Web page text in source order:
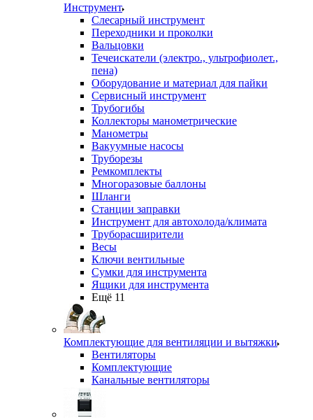
Инструмент
Слесарный инструмент
Переходники и проколки
Вальцовки
Течеискатели (электро., ультрофиолет.,
пена)
Оборудование и материал для пайки
Сервисный инструмент
Трубогибы
Коллекторы манометрические
Манометры
Вакуумные насосы
Труборезы
Ремкомплекты
Многоразовые баллоны
Шланги
Станции заправки
Инструмент для автохолода/климата
Труборасширители
Весы
Ключи вентильные
Сумки для инструмента
Ящики для инструмента
Ещё 11
Комплектующие для вентиляции и вытяжки
Вентиляторы
Комплектующие
Канальные вентиляторы